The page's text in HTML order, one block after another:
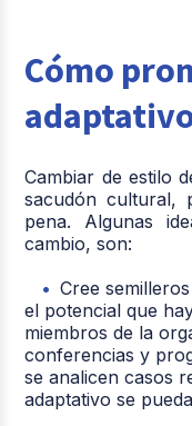
Cómo
Cambiar de estilo
sacudón cultural,
pena. Algunas
cambio, son:
Cree
el potencial que
miembros de la
conferencias y
se analicen casos
adaptativo se